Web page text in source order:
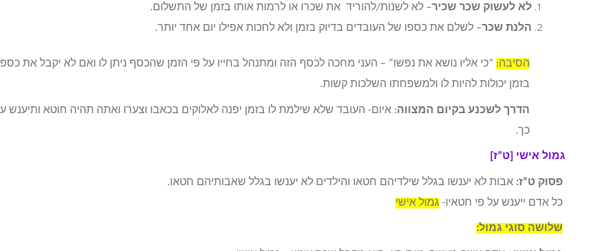
לא לעשוק שכר שכיר– לא לשנות/להוריד את שכרו או לרמות אותו בזמן של התשלום.
הלנת שכר– לשלם את כספו של העובדים בדיוק בזמן ולא לחכות אפילו יום אחד יותר.
הסיבה: “כי אליו נושא את נפשו” – העני מחכה לכסף הזה ומתנהל בחייו על פי הזמן שהכסף ניתן לו ואם לא יקבל את
בזמן יכולות להיות לו ולמשפחתו השלכות קשות.
הדרך לשכנע בקיום המצווה: איום- העובד שלא שילמת לו בזמן יפנה לאלוקים בכאבו וצערו ואתה תהיה חוטא ותיענש
כך.
גמול אישי [ט”ז]
פסוק ט”ז: אבות לא יענשו בגלל שילדיהם חטאו והילדים לא יענשו בגלל שאבותיהם חטאו.
כל אדם ייענש על פי חטאיו- גמול אישי
שלושה סוגי גמול: